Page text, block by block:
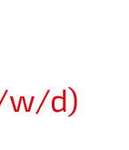
w/d)